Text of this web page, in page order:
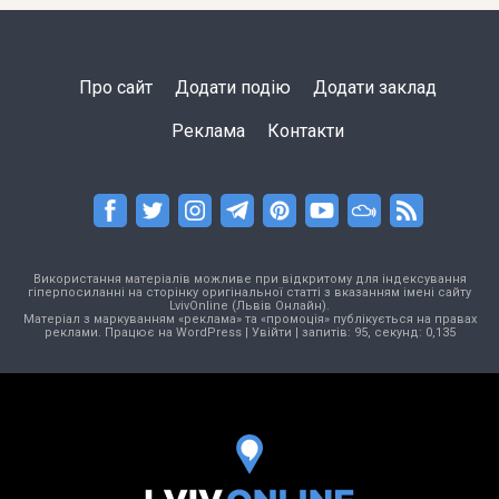
Про сайт Додати подію Додати заклад
Реклама Контакти
Використання матеріалів можливе при відкритому для індексування
гіперпосиланні на сторінку оригінальної статті з вказанням імені сайту
LvivOnline (Львів Онлайн).
Матеріал з маркуванням «реклама» та «промоція» публікується на правах
реклами. Працює на WordPress| Увійти | запитів: 95, секунд: 0,135